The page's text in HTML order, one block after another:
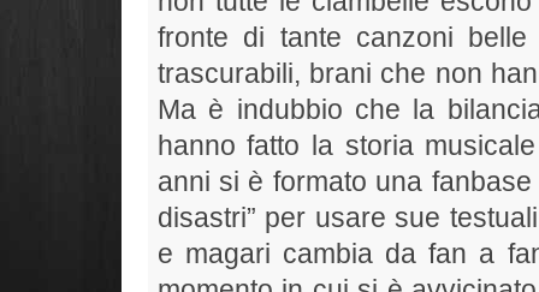
fronte di tante canzoni
trascurabili, brani che non
Ma è indubbio che la
hanno fatto la storia
anni si è formato una
disastri” per usare sue
e magari cambia da fan a